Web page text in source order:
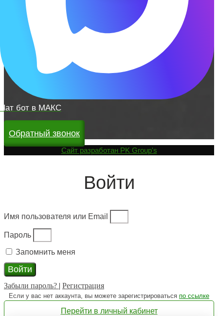
Чат бот в МАКС
Обратный звонок
Cайт разработан PK Group's
Войти
Имя пользователя или Email
Пароль
Запомнить меня
Войти
Забыли пароль? | Регистрация
Если у вас нет аккаунта, вы можете зарегистрироваться по ссылке
Перейти в личный кабинет